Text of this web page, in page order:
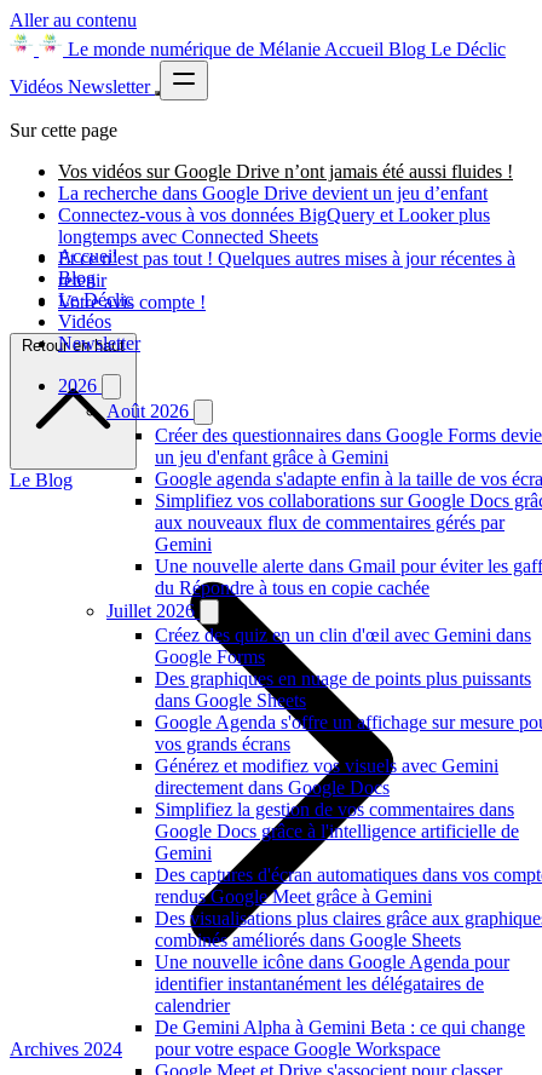
Aller au contenu
Le monde numérique de Mélanie Accueil Blog Le Déclic
Vidéos Newsletter
Accueil
Blog
Le Déclic
Vidéos
Newsletter
2026
Août 2026
Créer des questionnaires dans Google Forms
un jeu d'enfant grâce à Gemini
Google agenda s'adapte enfin à la taille de vos
Simplifiez vos collaborations sur Google Docs
aux nouveaux flux de commentaires gérés par
Gemini
Une nouvelle alerte dans Gmail pour éviter les
du Répondre à tous en copie cachée
Juillet 2026
Créez des quiz en un clin d'œil avec Gemini dans
Google Forms
Des graphiques en nuage de points plus puissants
dans Google Sheets
Google Agenda s'offre un affichage sur mesure
vos grands écrans
Générez et modifiez vos visuels avec Gemini
directement dans Google Docs
Simplifiez la gestion de vos commentaires dans
Google Docs grâce à l'intelligence artificielle de
Gemini
Des captures d'écran automatiques dans vos
rendus Google Meet grâce à Gemini
Des visualisations plus claires grâce aux
combinés améliorés dans Google Sheets
Une nouvelle icône dans Google Agenda pour
identifier instantanément les délégataires de
calendrier
De Gemini Alpha à Gemini Beta : ce qui change
pour votre espace Google Workspace
Google Meet et Drive s'associent pour classer
Sur cette page
Vos vidéos sur Google Drive n’ont jamais été aussi fluides !
La recherche dans Google Drive devient un jeu d’enfant
Connectez-vous à vos données BigQuery et Looker plus
longtemps avec Connected Sheets
Et ce n’est pas tout ! Quelques autres mises à jour récentes à
retenir
Votre avis compte !
Retour en haut
Le Blog
Archives 2024